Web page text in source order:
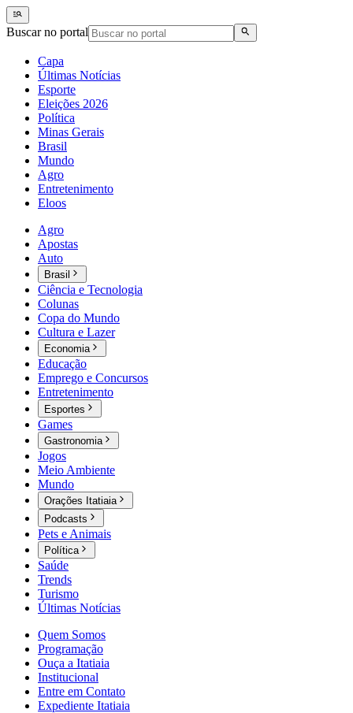
Buscar no portal
Capa
Últimas Notícias
Esporte
Eleições 2026
Política
Minas Gerais
Brasil
Mundo
Agro
Entretenimento
Eloos
Agro
Apostas
Auto
Brasil
Ciência e Tecnologia
Colunas
Copa do Mundo
Cultura e Lazer
Economia
Educação
Emprego e Concursos
Entretenimento
Esportes
Games
Gastronomia
Jogos
Meio Ambiente
Mundo
Orações Itatiaia
Podcasts
Pets e Animais
Política
Saúde
Trends
Turismo
Últimas Notícias
Quem Somos
Programação
Ouça a Itatiaia
Institucional
Entre em Contato
Expediente Itatiaia